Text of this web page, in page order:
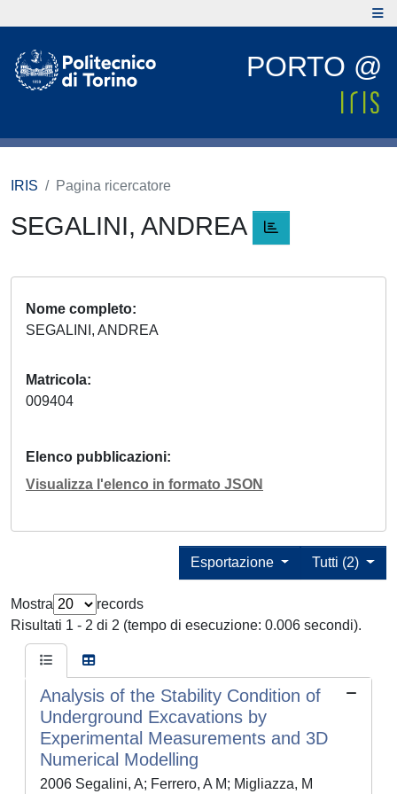
PORTO @
IRIS Pagina ricercatore
SEGALINI, ANDREA
Nome completo
SEGALINI, ANDREA
Matricola
009404
Elenco pubblicazioni
Visualizza l'elenco in formato JSON
Tutti (2)
Esportazione
Mostra
records
Risultati 1 - 2 di 2 (tempo di esecuzione: 0.006 secondi).
Analysis of the Stability Condition of
Underground Excavations by
Experimental Measurements and 3D
Numerical Modelling
2006 Segalini, A; Ferrero, A M; Migliazza, M